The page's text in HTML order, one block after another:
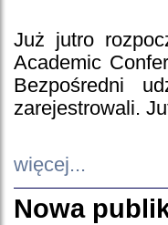
Już jutro
Academic
Bezpośredni
zarejestrowali.
więcej...
Nowa